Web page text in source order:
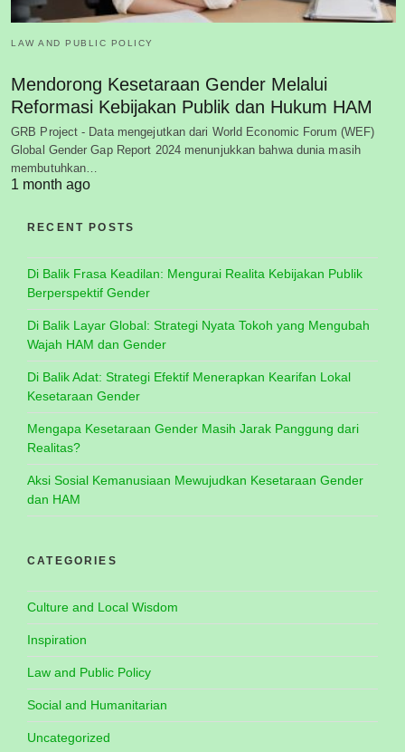
LAW AND PUBLIC POLICY
Mendorong Kesetaraan Gender Melalui
Reformasi Kebijakan Publik dan Hukum HAM
GRB Project - Data mengejutkan dari World Economic Forum (WEF)
Global Gender Gap Report 2024 menunjukkan bahwa dunia masih
membutuhkan…
1 month ago
RECENT POSTS
Di Balik Frasa Keadilan: Mengurai Realita Kebijakan Publik
Berperspektif Gender
Di Balik Layar Global: Strategi Nyata Tokoh yang Mengubah
Wajah HAM dan Gender
Di Balik Adat: Strategi Efektif Menerapkan Kearifan Lokal
Kesetaraan Gender
Mengapa Kesetaraan Gender Masih Jarak Panggung dari
Realitas?
Aksi Sosial Kemanusiaan Mewujudkan Kesetaraan Gender
dan HAM
CATEGORIES
Culture and Local Wisdom
Inspiration
Law and Public Policy
Social and Humanitarian
Uncategorized